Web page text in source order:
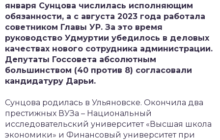
января Сунцова числилась исполняющим
обязанности, а с августа 2023 года работала
советником Главы УР. За это время
руководство Удмуртии убедилось в деловых
качествах нового сотрудника администрации.
Депутаты Госсовета абсолютным
большинством (40 против 8) согласовали
кандидатуру Дарьи.
Сунцова родилась в Ульяновске. Окончила два
престижных ВУЗа – Национальный
исследовательский университет «Высшая школа
экономики» и Финансовый университет при